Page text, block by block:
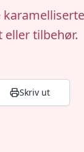
tilbehør.
Skriv ut